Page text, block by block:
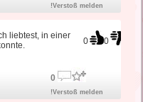
!Verstoß melden
0 0
liebtest, in einer
0
!Verstoß melden